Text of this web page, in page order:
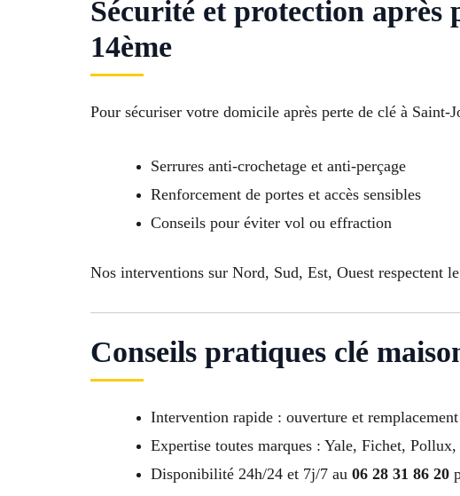
Sécurité et protection après
14ème
Pour sécuriser votre domicile après perte de clé à Saint-
Serrures anti-crochetage et anti-perçage
Renforcement de portes et accès sensibles
Conseils pour éviter vol ou effraction
Nos interventions sur Nord, Sud, Est, Ouest respectent
Conseils pratiques clé
Intervention rapide : ouverture et
Expertise toutes marques : Yale, Fichet,
Disponibilité 24h/24 et 7j/7 au 06 28 31 86 20